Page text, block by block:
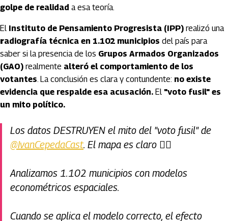
golpe de realidad a esa teoría.
El Instituto de Pensamiento Progresista (IPP) realizó una
radiografía técnica en 1.102 municipios del país para
saber si la presencia de los Grupos Armados Organizados
(GAO) realmente alteró el comportamiento de los
votantes. La conclusión es clara y contundente: no existe
evidencia que respalde esa acusación. El "voto fusil" es
un mito político.
Los datos DESTRUYEN el mito del "voto fusil" de
@IvanCepedaCast. El mapa es claro 👇🏽
Analizamos 1.102 municipios con modelos
econométricos espaciales.
Cuando se aplica el modelo correcto, el efecto